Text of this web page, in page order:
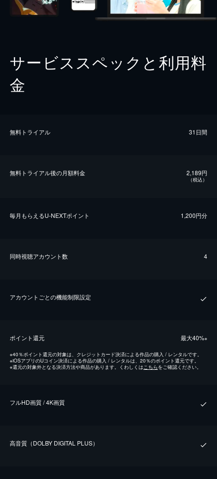
サービススペックと利用料
金
無料トライアル 31日間
無料トライアル後の⽉額料金 2,189円
（税込）
毎⽉もらえるU-NEXTポイント 1,200円分
同時視聴アカウント数 4
アカウントごとの機能制限設定
ポイント還元 最⼤40%※
※40％ポイント還元の対象は、クレジットカード決済による作品の購入 / レンタルです。
※iOSアプリのUコイン決済による作品の購入 / レンタルは、20％のポイント還元です。
※還元の対象外となる決済方法や商品があります。くわしくはこちらをご確認ください。
フルHD画質 / 4K画質
⾼⾳質（DOLBY DIGITAL PLUS）